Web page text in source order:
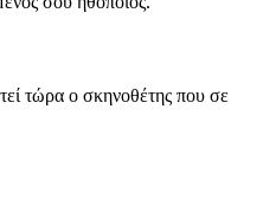
τώρα ο σκηνοθέτης που σε